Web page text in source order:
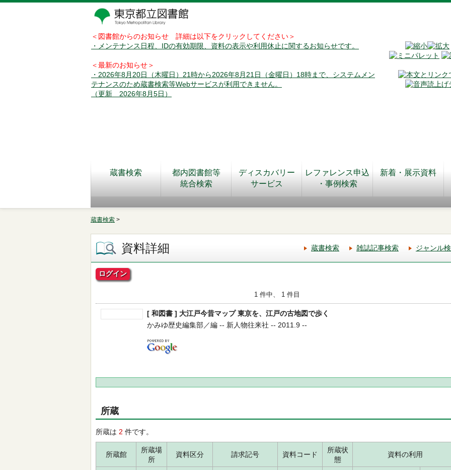
＜図書館からのお知らせ 詳細は以下をクリックしてください＞
・メンテナンス日程、IDの有効期限、資料の表示や利用休止に関するお知らせです。
＜最新のお知らせ＞
・2026年8月20日（木曜日）21時から2026年8月21日（金曜日）18時まで、システムメン
テナンスのため蔵書検索等Webサービスが利用できません。
（更新 2026年8月5日）
蔵書検索
都内図書館等
統合検索
ディスカバリー
サービス
レファレンス申込
・事例検索
新着・展示資料
蔵書検索 >
資料詳細 蔵書検索 雑誌記事検索 ジャンル
ログイン
1 件中、 1 件目
[ 和図書 ] 大江戸今昔マップ 東京を、江戸の古地図で歩く
かみゆ歴史編集部／編 -- 新人物往来社 -- 2011.9 --
所蔵
所蔵は 2 件です。
所蔵館
所蔵場
所
資料区分 請求記号 資料コード
所蔵状
態
資料の利用